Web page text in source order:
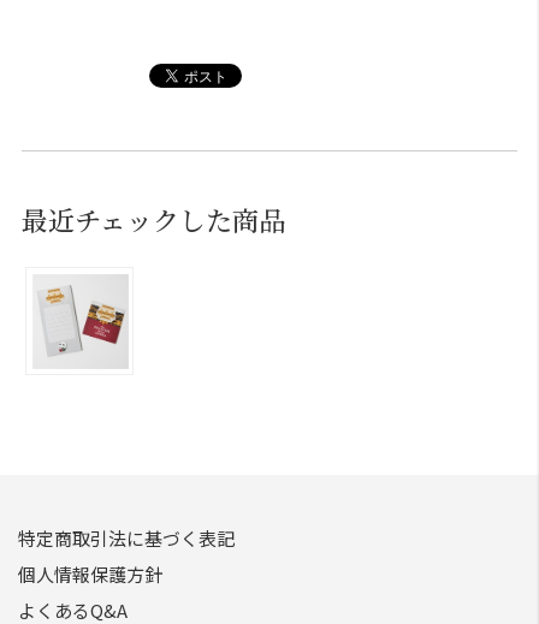
最近チェックした商品
特定商取引法に基づく表記
個人情報保護方針
よくあるQ&A